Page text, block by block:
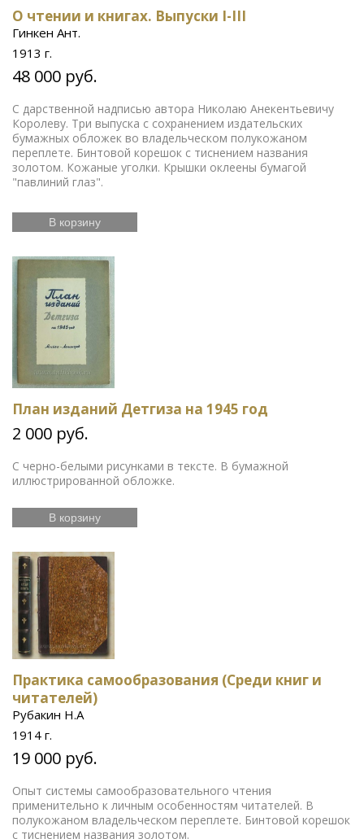
О чтении и книгах. Выпуски I-III
Гинкен Ант.
1913 г.
48 000 руб.
С дарственной надписью автора Николаю Анекентьевичу
Королеву. Три выпуска с сохранением издательских
бумажных обложек во владельческом полукожаном
переплете. Бинтовой корешок с тиснением названия
золотом. Кожаные уголки. Крышки оклеены бумагой
"павлиний глаз".
В корзину
План изданий Детгиза на 1945 год
2 000 руб.
С черно-белыми рисунками в тексте. В бумажной
иллюстрированной обложке.
В корзину
Практика самообразования (Среди книг и
читателей)
Рубакин Н.А
1914 г.
19 000 руб.
Опыт системы самообразовательного чтения
применительно к личным особенностям читателей. В
полукожаном владельческом переплете. Бинтовой корешок
с тиснением названия золотом.